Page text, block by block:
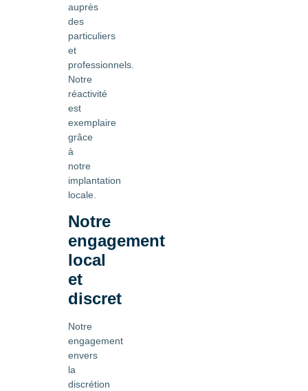
auprès
des
particuliers
et
professionnels.
Notre
réactivité
est
exemplaire
grâce
à
notre
implantation
locale.
Notre
engagement
local
et
discret
Notre
engagement
envers
la
discrétion